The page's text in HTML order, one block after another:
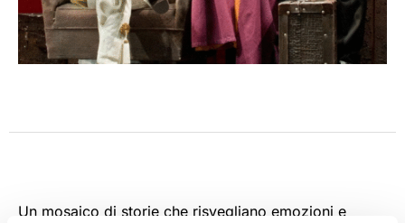
Un mosaico di storie che risvegliano emozioni e